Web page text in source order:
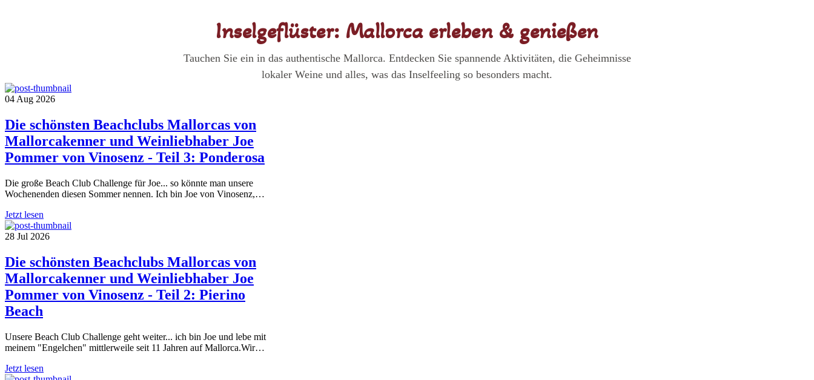
Inselgeflüster: Mallorca erleben & genießen
Tauchen Sie ein in das authentische Mallorca. Entdecken Sie spannende Aktivitäten, die Geheimnisse
lokaler Weine und alles, was das Inselfeeling so besonders macht.
04 Aug 2026
Die schönsten Beachclubs Mallorcas von
Mallorcakenner und Weinliebhaber Joe
Pommer von Vinosenz - Teil 3: Ponderosa
Die große Beach Club Challenge für Joe... so könnte man unsere
Wochenenden diesen Sommer nennen. Ich bin Joe von Vinosenz,…
Jetzt lesen
28 Jul 2026
Die schönsten Beachclubs Mallorcas von
Mallorcakenner und Weinliebhaber Joe
Pommer von Vinosenz - Teil 2: Pierino
Beach
Unsere Beach Club Challenge geht weiter... ich bin Joe und lebe mit
meinem "Engelchen" mittlerweile seit 11 Jahren auf Mallorca.Wir…
Jetzt lesen